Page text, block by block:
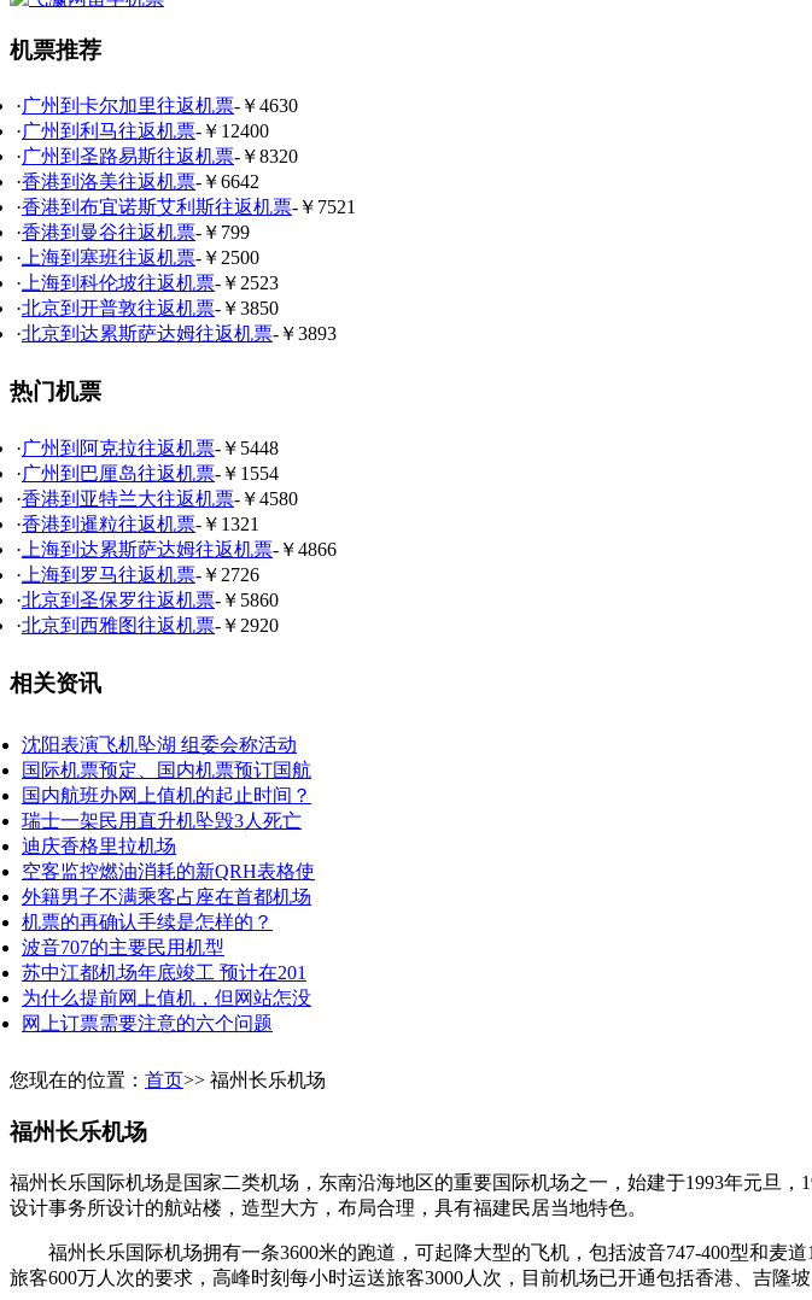
机票推荐
·广州到卡尔加里往返机票-￥4630
·广州到利马往返机票-￥12400
·广州到圣路易斯往返机票-￥8320
·香港到洛美往返机票-￥6642
·香港到布宜诺斯艾利斯往返机票-￥7521
·香港到曼谷往返机票-￥799
·上海到塞班往返机票-￥2500
·上海到科伦坡往返机票-￥2523
·北京到开普敦往返机票-￥3850
·北京到达累斯萨达姆往返机票-￥3893
热门机票
·广州到阿克拉往返机票-￥5448
·广州到巴厘岛往返机票-￥1554
·香港到亚特兰大往返机票-￥4580
·香港到暹粒往返机票-￥1321
· 上海到达累斯萨达姆往返机票-￥4866
· 上海到罗马往返机票-￥2726
·北京到圣保罗往返机票-￥5860
·北京到西雅图往返机票-￥2920
相关资讯
沈阳表演飞机坠湖 组委会称活动
国际机票预定、国内机票预订国航
国内航班办网上值机的起止时间？
瑞士一架民用直升机坠毁3人死亡
迪庆香格里拉机场
空客监控燃油消耗的新QRH表格使
外籍男子不满乘客占座在首都机场
机票的再确认手续是怎样的？
波音707的主要民用机型
苏中江都机场年底竣工 预计在201
为什么提前网上值机，但网站怎没
网上订票需要注意的六个问题
您现在的位置： 首页>> 福州长乐机场
福州长乐机场
福州长乐国际机场是国家二类机场，东南沿海地区的重要国际机场之一，始建于1993年元旦
设计事务所设计的航站楼，造型大方，布局合理，具有福建民居当地特色。
福州长乐国际机场拥有一条3600米的跑道，可起降大型的飞机，包括波音747-400型和麦
旅客600万人次的要求，高峰时刻每小时运送旅客3000人次，目前机场已开通包括香港、吉隆